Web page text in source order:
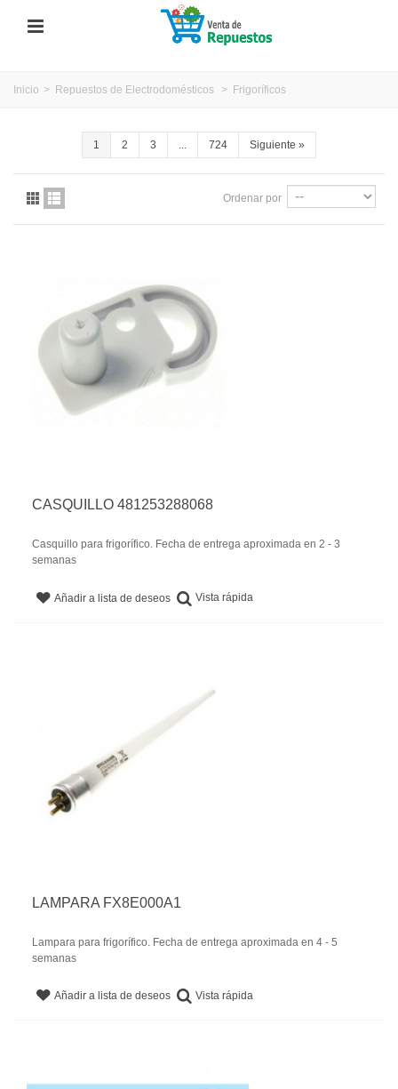
Inicio > Repuestos de Electrodomésticos > Frigoríficos
1 2 3 ... 724 Siguiente »
Ordenar por
CASQUILLO 481253288068
Casquillo para frigorífico. Fecha de entrega aproximada en 2 - 3
semanas
Añadir a lista de deseos Vista rápida
LAMPARA FX8E000A1
Lampara para frigorífico. Fecha de entrega aproximada en 4 - 5
semanas
Añadir a lista de deseos Vista rápida